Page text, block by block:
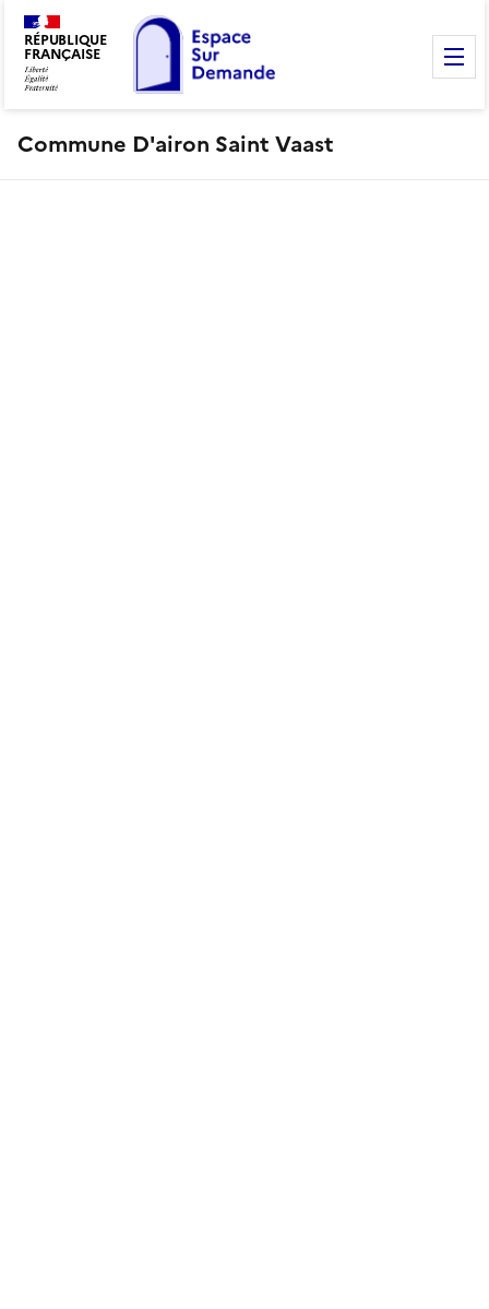
RÉPUBLIQUE
FRANÇAISE
Commune D'airon Saint Vaast